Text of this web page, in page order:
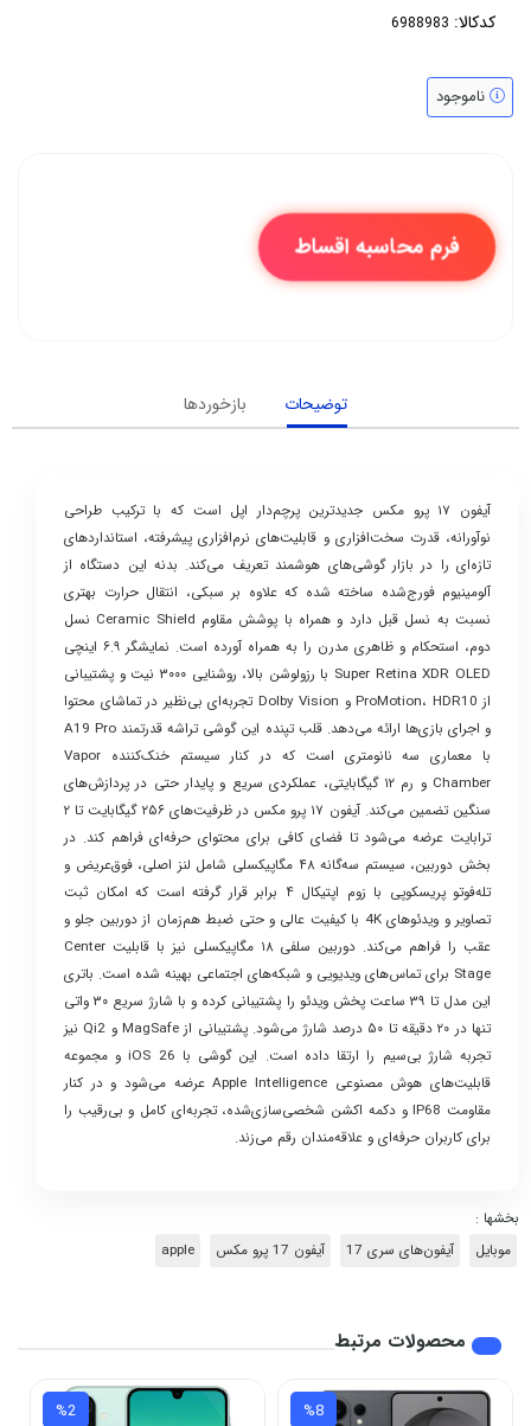
کدکالا:
ناموجود
فرم محاسبه اقساط
توضیحات بازخوردها
آیفون ۱۷ پرو مکس جدیدترین پرچم‌دار اپل است که با ترکیب طراحی
نوآورانه، قدرت سخت‌افزاری و قابلیت‌های نرم‌افزاری پیشرفته، استانداردهای
تازه‌ای را در بازار گوشی‌های هوشمند تعریف می‌کند. بدنه این دستگاه از
آلومینیوم فورج‌شده ساخته شده که علاوه بر سبکی، انتقال حرارت بهتری
نسبت به نسل قبل دارد و همراه با پوشش مقاوم Ceramic Shield نسل
دوم، استحکام و ظاهری مدرن را به همراه آورده است. نمایشگر ۶.۹ اینچی
Super Retina XDR OLED با رزولوشن بالا، روشنایی ۳۰۰۰ نیت و پشتیبانی
از ProMotion، HDR10 و Dolby Vision تجربه‌ای بی‌نظیر در تماشای محتوا
و اجرای بازی‌ها ارائه می‌دهد. قلب تپنده این گوشی تراشه قدرتمند A19 Pro
با معماری سه نانومتری است که در کنار سیستم خنک‌کننده Vapor
Chamber و رم ۱۲ گیگابایتی، عملکردی سریع و پایدار حتی در پردازش‌های
سنگین تضمین می‌کند. آیفون ۱۷ پرو مکس در ظرفیت‌های ۲۵۶ گیگابایت تا ۲
ترابایت عرضه می‌شود تا فضای کافی برای محتوای حرفه‌ای فراهم کند. در
بخش دوربین، سیستم سه‌گانه ۴۸ مگاپیکسلی شامل لنز اصلی، فوق‌عریض و
تله‌فوتو پریسکوپی با زوم اپتیکال ۴ برابر قرار گرفته است که امکان ثبت
تصاویر و ویدئوهای 4K با کیفیت عالی و حتی ضبط هم‌زمان از دوربین جلو و
عقب را فراهم می‌کند. دوربین سلفی ۱۸ مگاپیکسلی نیز با قابلیت Center
Stage برای تماس‌های ویدیویی و شبکه‌های اجتماعی بهینه شده است. باتری
این مدل تا ۳۹ ساعت پخش ویدئو را پشتیبانی کرده و با شارژ سریع ۳۰ واتی
تنها در ۲۰ دقیقه تا ۵۰ درصد شارژ می‌شود. پشتیبانی از MagSafe و Qi2 نیز
تجربه شارژ بی‌سیم را ارتقا داده است. این گوشی با iOS 26 و مجموعه
قابلیت‌های هوش مصنوعی Apple Intelligence عرضه می‌شود و در کنار
مقاومت IP68 و دکمه اکشن شخصی‌سازی‌شده، تجربه‌ای کامل و بی‌رقیب را
برای کاربران حرفه‌ای و علاقه‌مندان رقم می‌زند.
بخشها :
موبایل
آیفون‌های سری 17 آیفون 17 پرو مکس apple
محصولات مرتبط
%8
%2